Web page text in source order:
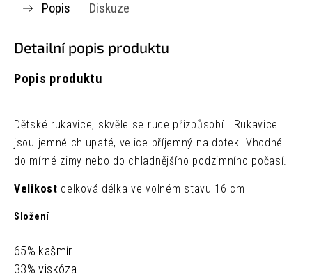
Popis Diskuze
Detailní popis produktu
Popis produktu
Dětské rukavice, skvěle se ruce přizpůsobí. Rukavice
jsou jemné chlupaté, velice příjemný na dotek. Vhodné
do mírné zimy nebo do chladnějšího podzimního počasí.
Velikost celková délka ve volném stavu 16 cm
Složení
65% kašmír
33% viskóza